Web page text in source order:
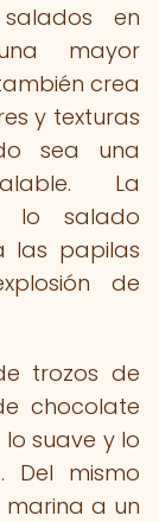
en
mayor
crea
y texturas
sea una
La
lo salado
las papilas
de
trozos de
chocolate
suave y lo
Del mismo
a un